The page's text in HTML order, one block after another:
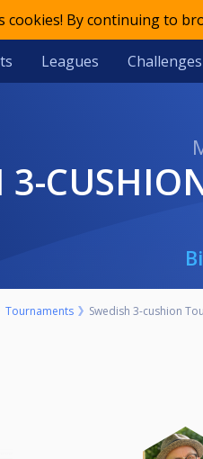
cookies! By continuing to
Leagues Challenges
3-
Tournaments Swedish 3-cushion